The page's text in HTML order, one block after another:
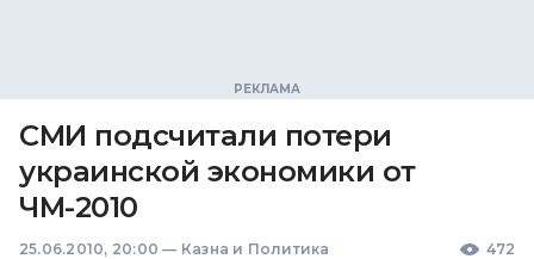
СМИ подсчитали потери
украинской экономики от
ЧМ-2010
25.06.2010, 20:00 — Казна и Политика 472